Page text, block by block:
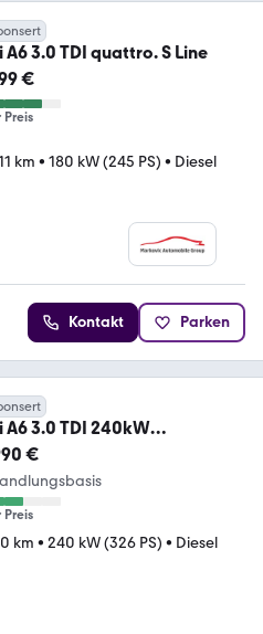
A6 3.0 TDI quattro. S Line
€
Preis
km • 180 kW (245 PS) • Diesel
Kontakt Parken
A6 3.0 TDI 240kW
€
Preis
km • 240 kW (326 PS) • Diesel